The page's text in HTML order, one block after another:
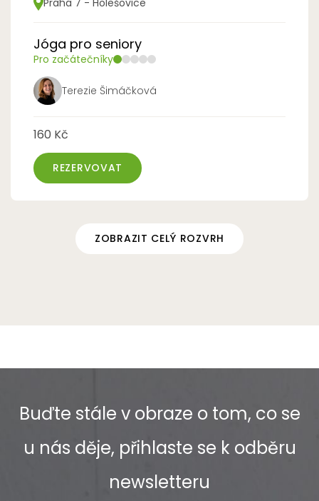
Praha 7 - Holešovice
Jóga pro seniory
Pro začátečníky
Terezie Šimáčková
160 Kč
REZERVOVAT
ZOBRAZIT CELÝ ROZVRH
Buďte stále v obraze o tom, co se
u nás děje, přihlaste se k odběru
newsletteru